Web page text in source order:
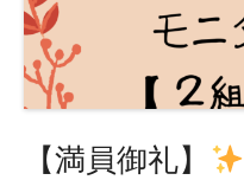
【満員御礼】